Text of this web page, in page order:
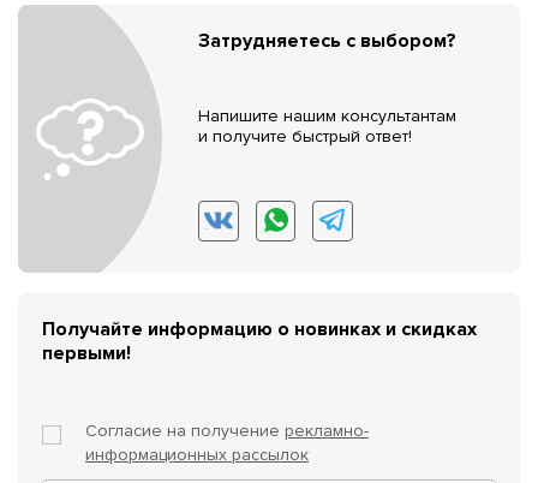
Затрудняетесь с выбором?
Напишите нашим консультантам
и получите быстрый ответ!
Получайте информацию о новинках и скидках
первыми!
Согласие на получение рекламно-
информационных рассылок